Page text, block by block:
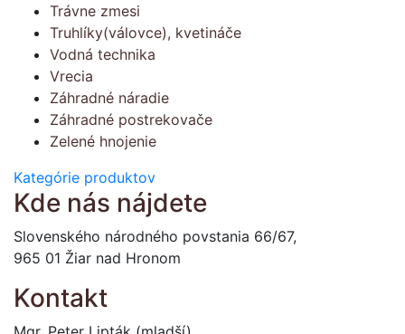
Trávne zmesi
Truhlíky(válovce), kvetináče
Vodná technika
Vrecia
Záhradné náradie
Záhradné postrekovače
Zelené hnojenie
Kategórie produktov
Kde nás nájdete
Slovenského národného povstania 66/67,
965 01 Žiar nad Hronom
Kontakt